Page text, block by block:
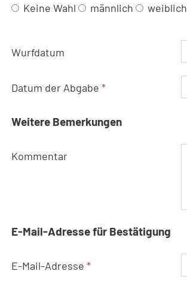
Keine Wahl
männlich weiblich
Wurfdatum
Datum der Abgabe *
Weitere Bemerkungen
Kommentar
E-Mail-Adresse für Bestätigung
E-Mail-Adresse *